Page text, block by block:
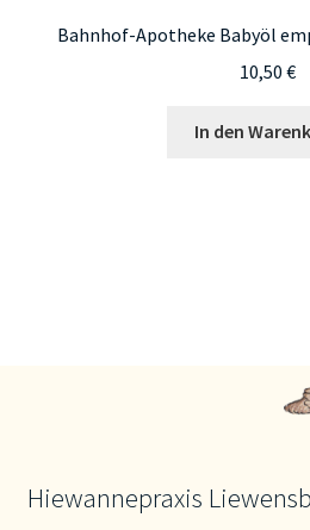
Bahnhof-Apotheke Babyöl
10,50 €
In den
Hiewannepraxis